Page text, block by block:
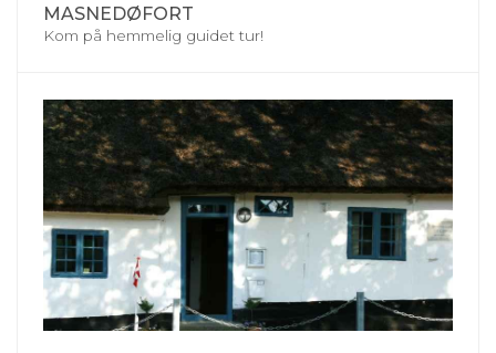
MASNEDØFORT
Kom på hemmelig guidet tur!